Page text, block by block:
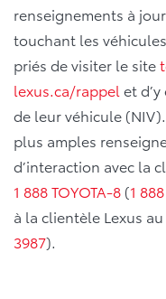
renseignements à
touchant les
priés de visiter le site
lexus.ca/rappel et
de leur véhicule
plus amples
d’interaction avec la
1 888 TOYOTA-8 (1
à la clientèle Lexus au
3987).